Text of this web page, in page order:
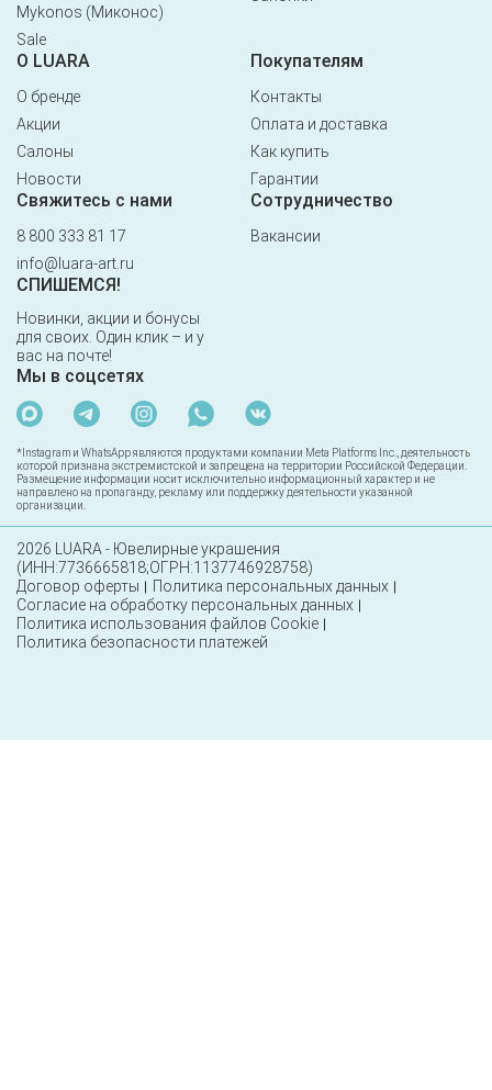
Mykonos (Миконос)
Sale
О LUARA
О бренде
Акции
Салоны
Новости
Покупателям
Контакты
Оплата и доставка
Как купить
Гарантии
Свяжитесь с нами
8 800 333 81 17
info@luara-art.ru
Сотрудничество
Вакансии
СПИШЕМСЯ!
Новинки, акции и бонусы
для своих. Один клик – и у
вас на почте!
Мы в соцсетях
*Instagram и WhatsApp являются продуктами компании Meta Platforms Inc., деятельность
которой признана экстремистской и запрещена на территории Российской Федерации.
Размещение информации носит исключительно информационный характер и не
направлено на пропаганду, рекламу или поддержку деятельности указанной
организации.
2026 LUARA - Ювелирные украшения
(ИНН:7736665818;ОГРН:1137746928758)
Договор оферты
Политика персональных данных
Согласие на обработку персональных данных
Политика использования файлов Cookie
Политика безопасности платежей